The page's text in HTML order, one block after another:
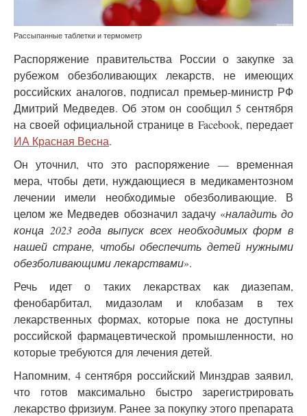
Рассыпанные таблетки и термометр
Распоряжение правительства России о закупке за
рубежом обезболивающих лекарств, не имеющих
российских аналогов, подписал премьер-министр РФ
Дмитрий Медведев. Об этом он сообщил 5 сентября
на своей официальной странице в Facebook, передает
ИА Красная Весна.
Он уточнил, что это распоряжение — временная
мера, чтобы дети, нуждающиеся в медикаментозном
лечении имели необходимые обезболивающие. В
целом же Медведев обозначил задачу «наладить до
конца 2023 года выпуск всех необходимых форм в
нашей стране, чтобы обеспечить детей нужными
обезболивающими лекарствами».
Речь идет о таких лекарствах как диазепам,
фенобарбитал, мидазолам и клобазам в тех
лекарственных формах, которые пока не доступны
российской фармацевтической промышленности, но
которые требуются для лечения детей.
Напомним, 4 сентября российский Минздрав заявил,
что готов максимально быстро зарегистрировать
лекарство фризиум. Ранее за покупку этого препарата